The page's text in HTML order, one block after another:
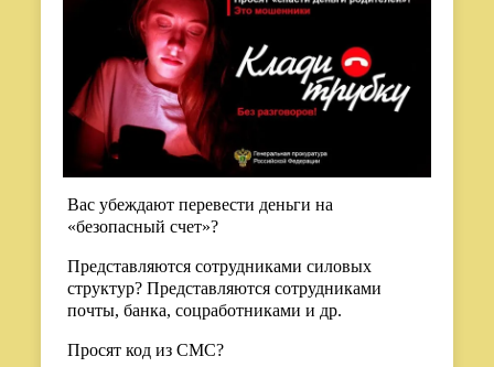
Вас убеждают перевести деньги на
«безопасный счет»?
Представляются сотрудниками силовых
структур? Представляются сотрудниками
почты, банка, соцработниками и др.
Просят код из СМС?